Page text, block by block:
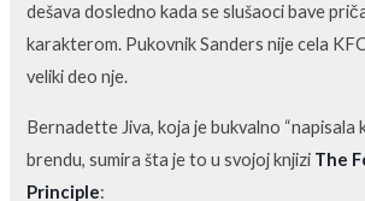
dešava dosledno kada se slušaoci bave
karakterom. Pukovnik Sanders nije cela
veliki deo nje.
Bernadette Jiva, koja je bukvalno “napisala
brendu, sumira šta je to u svojoj knjizi The
Principle: